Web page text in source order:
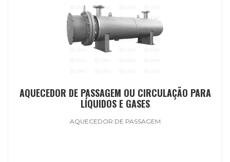
AQUECEDOR DE PASSAGEM OU CIRCULAÇÃO PARA
LÍQUIDOS E GASES
AQUECEDOR DE PASSAGEM